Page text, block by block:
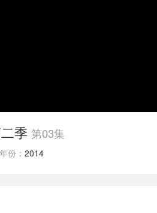
季 第03集
年份： 2014